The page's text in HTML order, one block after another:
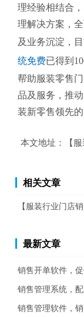
理经验相结合
理解决方案，
及业务沉淀，
统免费已得到
帮助服装零售
品及服务，推
装新零售领先的
本文地址： 【
相关文章
【服装行业门店
最新文章
销售开单软件，
销售管理系统，
销售管理软件，